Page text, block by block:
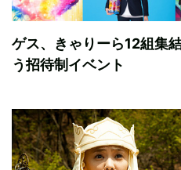
ゲス、きゃりーら12組集
う招待制イベント